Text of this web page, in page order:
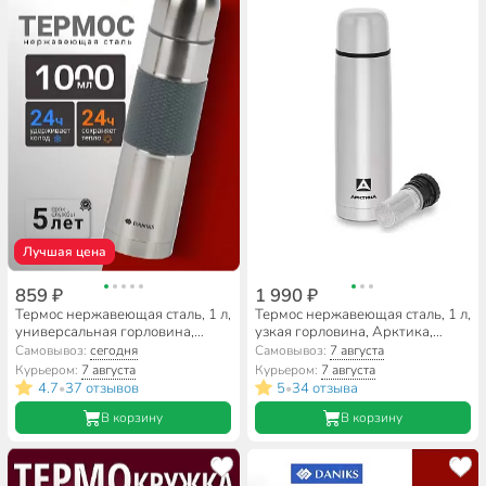
Лучшая цена
859 ₽
Термос нержавеющая сталь, 1 л,
универсальная горловина,
Daniks, колба нержавеющая
сталь, Z03-1000-7011
Самовывоз:сегодня
Курьером: 7 августа
4.7•37 отзывов
В корзину
1 990 ₽
Термос нержавеющая сталь, 1 л,
узкая горловина, Арктика,
колба нержавеющая сталь, с
ситечком, 101-1000С
Самовывоз: 7 августа
Курьером: 7 августа
5•34 отзыва
В корзину